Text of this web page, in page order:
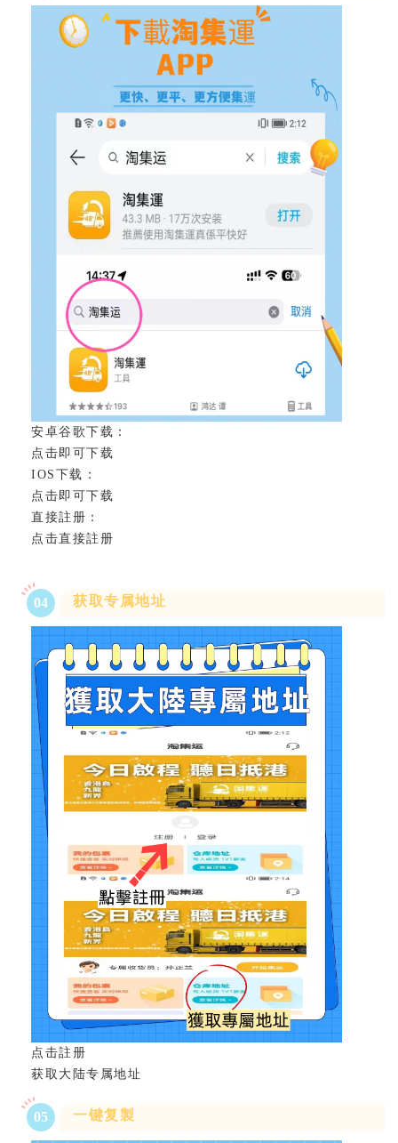
安卓谷歌下载：
点击即可下载
IOS下载：
点击即可下载
直接註册：
点击直接註册
04 获取专属地址
点击註册
获取大陆专属地址
05 一键复製